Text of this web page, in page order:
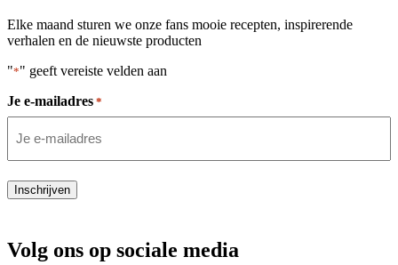
Elke maand sturen we onze fans mooie recepten, inspirerende
verhalen en de nieuwste producten
"*" geeft vereiste velden aan
Je e-mailadres *
Inschrijven
Volg ons op sociale media